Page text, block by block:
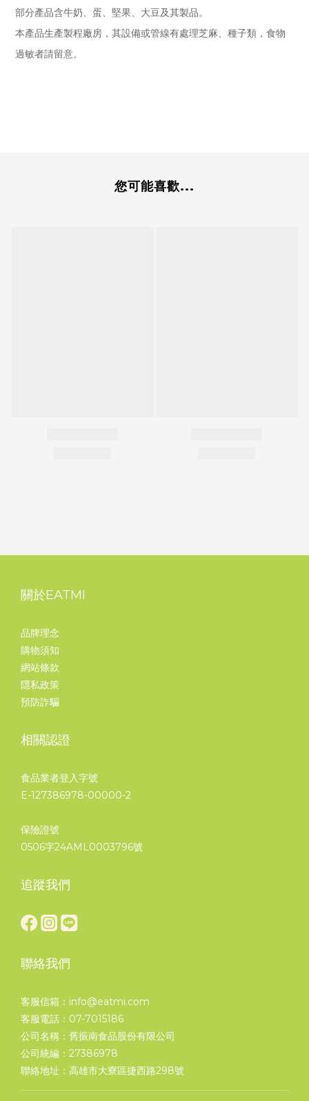
部分產品含牛奶、蛋、堅果、大豆及其製品。
本產品生產製程廠房，其設備或管線有處理芝麻、種子類，食物
過敏者請留意。
您可能喜歡...
關於EATMI
品牌理念
購物須知
網站條款
隱私政策
預防詐騙
相關認證
食品業者登入字號
E-127386978-00000-2
保險證號
0506字24AML0003796號
追蹤我們
聯絡我們
客服信箱：info@eatmi.com
客服電話：07-7015186
公司名稱：舊振南食品股份有限公司
公司統編：27386978
聯絡地址：高雄市大寮區捷西路298號